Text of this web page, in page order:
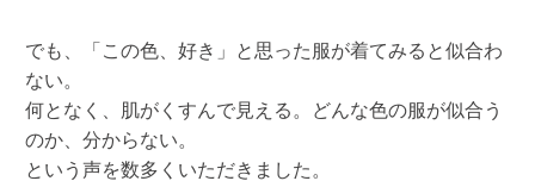
でも、「この色、好き」と思った服が着てみると似合わ
ない。
何となく、肌がくすんで見える。どんな色の服が似合う
のか、分からない。
という声を数多くいただきました。